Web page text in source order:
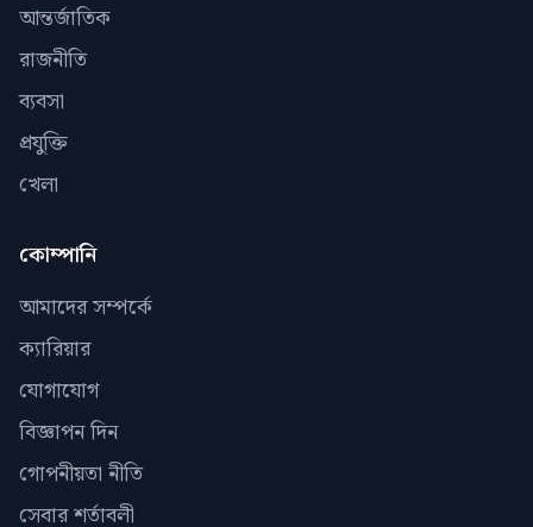
আন্তর্জাতিক
রাজনীতি
ব্যবসা
প্রযুক্তি
খেলা
কোম্পানি
আমাদের সম্পর্কে
ক্যারিয়ার
যোগাযোগ
বিজ্ঞাপন দিন
গোপনীয়তা নীতি
সেবার শর্তাবলী